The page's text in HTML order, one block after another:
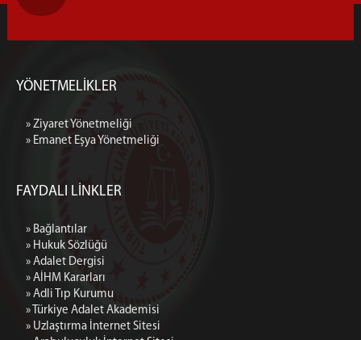
YÖNETMELİKLER
» Ziyaret Yönetmeliği
» Emanet Eşya Yönetmeliği
FAYDALI LİNKLER
» Bağlantılar
» Hukuk Sözlüğü
» Adalet Dergisi
» AİHM Kararları
» Adli Tıp Kurumu
» Türkiye Adalet Akademisi
» Uzlaştırma İnternet Sitesi